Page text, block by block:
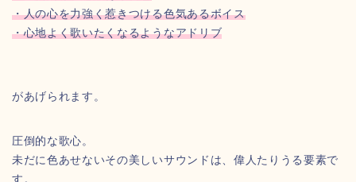
・人の心を力強く惹きつける色気あるボイス
・心地よく歌いたくなるようなアドリブ
があげられます。
圧倒的な歌心。
未だに色あせないその美しいサウンドは、偉人たりうる要素で
す。